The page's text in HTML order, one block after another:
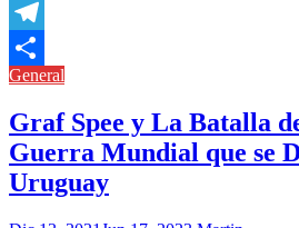
Copy
Link
Telegram
Compartir
General
Graf Spee y La Batalla
Guerra Mundial que se
Uruguay